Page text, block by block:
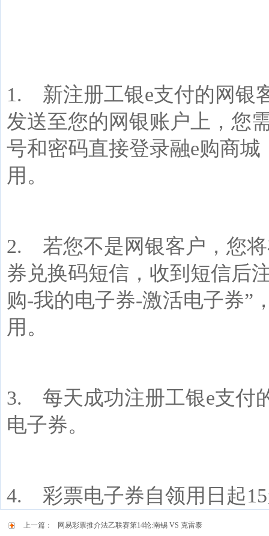
1. 新注册工银e支付的网银
发送至您的网银账户上，您
号和密码直接登录融e购商城
用。
2. 若您不是网银客户，您
券兑换码短信，收到短信后
购-我的电子券-激活电子券”
用。
3. 每天成功注册工银e支付
电子券。
4. 彩票电子券自领用日起15
上一篇：
网易彩票推介法乙联赛第14轮:南锡 VS 克雷泰